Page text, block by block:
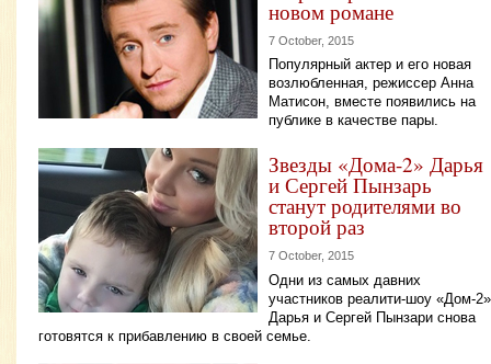
новом романе
7 October, 2015
Популярный актер и его новая
возлюбленная, режиссер Анна
Матисон, вместе появились на
публике в качестве пары.
Звезды «Дома-2» Дарья
и Сергей Пынзарь
станут родителями во
второй раз
7 October, 2015
Одни из самых давних
участников реалити-шоу «Дом-2»
Дарья и Сергей Пынзари снова
готовятся к прибавлению в своей семье.